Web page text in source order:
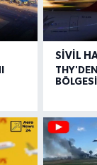
SIVIL